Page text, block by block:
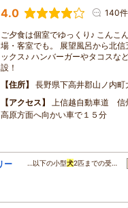
4.0 140件
ご夕食は個室でゆっくり♪ こんこ
場・客室でも。 展望風呂から北
ックス♪ ハンバーガーやタコスな
設！
住所
長野県下高井郡山ノ内町
アクセス
上信越自動車道 信
高原方面へ向かい車で１５分
ー
…以下の小型犬2匹までの受…